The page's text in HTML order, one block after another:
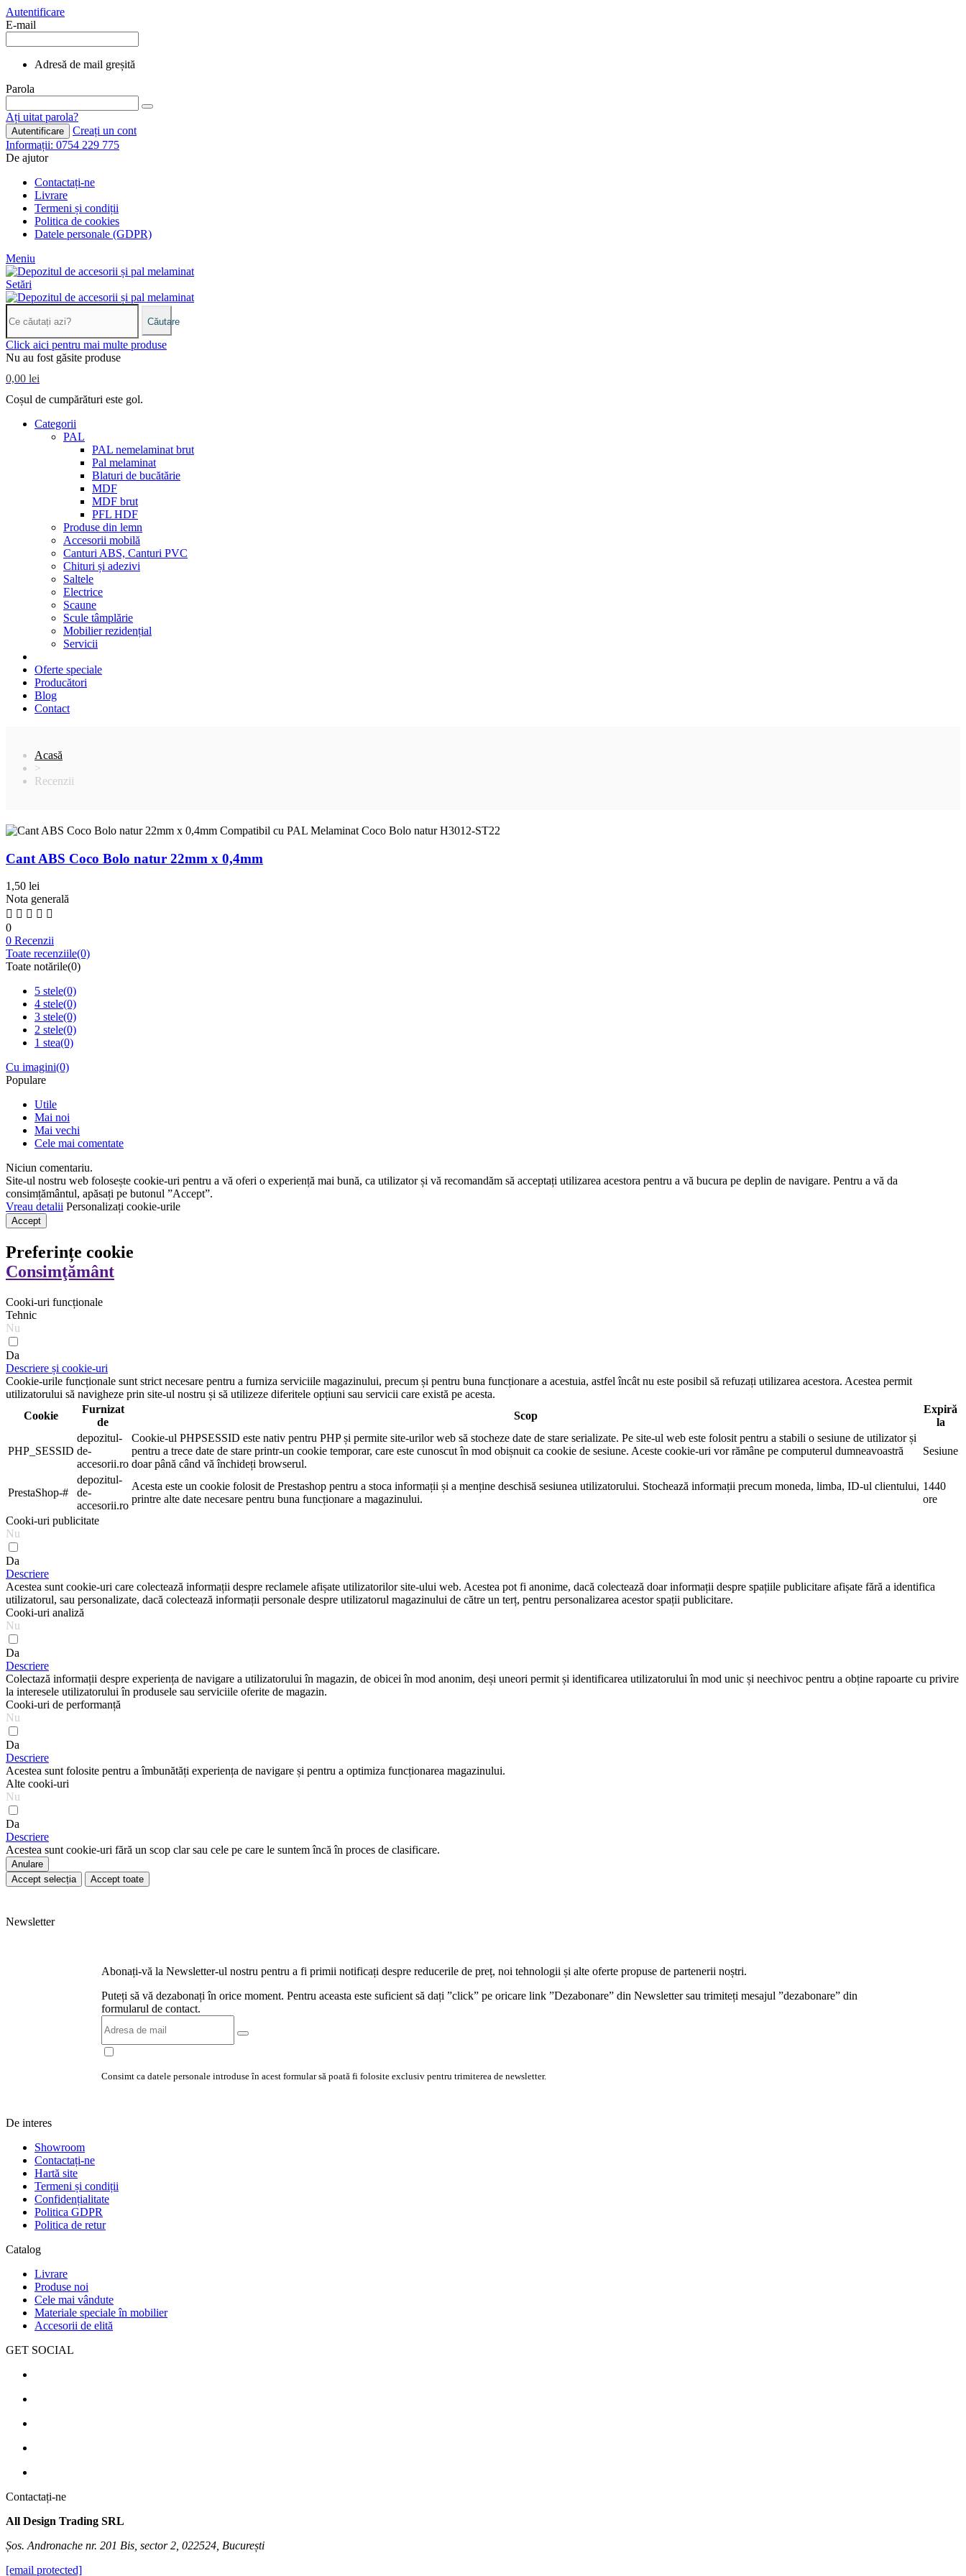
Autentificare
E-mail
Adresă de mail greșită
Parola
Ați uitat parola?
Autentificare
Creați un cont
Informații: 0754 229 775
De ajutor
Contactați-ne
Livrare
Termeni și condiții
Politica de cookies
Datele personale (GDPR)
Meniu
Setări
Căutare
Click aici pentru mai multe produse
Nu au fost găsite produse
0,00 lei
Coșul de cumpărături este gol.
Categorii
PAL
PAL nemelaminat brut
Pal melaminat
Blaturi de bucătărie
MDF
MDF brut
PFL HDF
Produse din lemn
Accesorii mobilă
Canturi ABS, Canturi PVC
Chituri și adezivi
Saltele
Electrice
Scaune
Scule tâmplărie
Mobilier rezidențial
Servicii
Oferte speciale
Producători
Blog
Contact
Acasă
>
Recenzii
Cant ABS Coco Bolo natur 22mm x 0,4mm
1,50 lei
Nota generală
0
0 Recenzii
Toate recenziile(0)
Toate notările(0)
5 stele(0)
4 stele(0)
3 stele(0)
2 stele(0)
1 stea(0)
Cu imagini(0)
Populare
Utile
Mai noi
Mai vechi
Cele mai comentate
Niciun comentariu.
Site-ul nostru web folosește cookie-uri pentru a vă oferi o experiență mai bună, ca utilizator și vă recomandăm să acceptați utilizarea acestora pentru a vă bucura pe deplin de navigare. Pentru a vă da
consimțământul, apăsați pe butonul ”Accept”.
Vreau detalii Personalizați cookie-urile
Accept
Preferințe cookie
Consimţământ
Cooki-uri funcționale
Tehnic
Nu
Da
Descriere și cookie-uri
Cookie-urile funcționale sunt strict necesare pentru a furniza serviciile magazinului, precum și pentru buna funcționare a acestuia, astfel încât nu este posibil să refuzați utilizarea acestora. Acestea permit
utilizatorului să navigheze prin site-ul nostru și să utilizeze diferitele opțiuni sau servicii care există pe acesta.
Cookie
Furnizat
de
Scop
Expiră
la
PHP_SESSID
depozitul-
de-
accesorii.ro
Cookie-ul PHPSESSID este nativ pentru PHP și permite site-urilor web să stocheze date de stare serializate. Pe site-ul web este folosit pentru a stabili o sesiune de utilizator și
pentru a trece date de stare printr-un cookie temporar, care este cunoscut în mod obișnuit ca cookie de sesiune. Aceste cookie-uri vor rămâne pe computerul dumneavoastră
doar până când vă închideți browserul.
Sesiune
PrestaShop-#
depozitul-
de-
accesorii.ro
Acesta este un cookie folosit de Prestashop pentru a stoca informații și a menține deschisă sesiunea utilizatorului. Stochează informații precum moneda, limba, ID-ul clientului,
printre alte date necesare pentru buna funcționare a magazinului.
1440
ore
Cooki-uri publicitate
Nu
Da
Descriere
Acestea sunt cookie-uri care colectează informații despre reclamele afișate utilizatorilor site-ului web. Acestea pot fi anonime, dacă colectează doar informații despre spațiile publicitare afișate fără a identifica
utilizatorul, sau personalizate, dacă colectează informații personale despre utilizatorul magazinului de către un terț, pentru personalizarea acestor spații publicitare.
Cooki-uri analiză
Nu
Da
Descriere
Colectază informații despre experiența de navigare a utilizatorului în magazin, de obicei în mod anonim, deși uneori permit și identificarea utilizatorului în mod unic și neechivoc pentru a obține rapoarte cu privire
la interesele utilizatorului în produsele sau serviciile oferite de magazin.
Cooki-uri de performanță
Nu
Da
Descriere
Acestea sunt folosite pentru a îmbunătăți experiența de navigare și pentru a optimiza funcționarea magazinului.
Alte cooki-uri
Nu
Da
Descriere
Acestea sunt cookie-uri fără un scop clar sau cele pe care le suntem încă în proces de clasificare.
Anulare
Accept selecția
Accept toate
Newsletter
Abonați-vă la Newsletter-ul nostru pentru a fi primii notificați despre reducerile de preț, noi tehnologii și alte oferte propuse de partenerii noștri.
Puteți să vă dezabonați în orice moment. Pentru aceasta este suficient să dați ”click” pe oricare link ”Dezabonare” din Newsletter sau trimiteți mesajul ”dezabonare” din
formularul de contact.
Consimt ca datele personale introduse în acest formular să poată fi folosite exclusiv pentru trimiterea de newsletter.
De interes
Showroom
Contactați-ne
Hartă site
Termeni și condiții
Confidențialitate
Politica GDPR
Politica de retur
Catalog
Livrare
Produse noi
Cele mai vândute
Materiale speciale în mobilier
Accesorii de elită
GET SOCIAL
Contactați-ne
All Design Trading SRL
Șos. Andronache nr. 201 Bis, sector 2, 022524, București
[email protected]